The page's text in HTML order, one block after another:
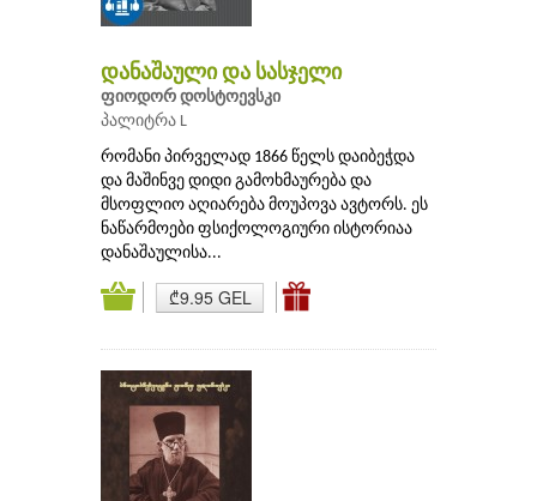
დანაშაული და სასჯელი
ფიოდორ დოსტოევსკი
პალიტრა L
რომანი პირველად 1866 წელს დაიბეჭდა
და მაშინვე დიდი გამოხმაურება და
მსოფლიო აღიარება მოუპოვა ავტორს. ეს
ნაწარმოები ფსიქოლოგიური ისტორიაა
დანაშაულისა...
₾9.95 GEL